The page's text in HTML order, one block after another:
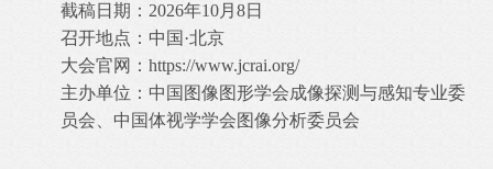
截稿日期：2026年10月8日
召开地点：中国·北京
大会官网： https://www.jcrai.org/
主办单位：中国图像图形学会成像探测与感知专业委
员会、中国体视学学会图像分析委员会